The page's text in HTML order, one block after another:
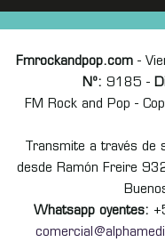
Fmrockandpop.com-
Nº: 9185 -
FM Rock and Pop -
Transmite a través
desde Ramón Freire
Whatsapp oyentes: